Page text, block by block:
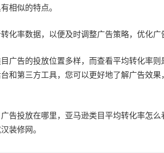
相似的特点。
化率数据，以便及时调整广告策略，优化广
广告的投放位置多样，而查看平均转化率
和第三方工具，您可以更好地了解广告效
告投放在哪里，亚马逊类目平均转化率怎
装修网。